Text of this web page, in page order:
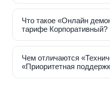
Что такое «Онлайн
тарифе Корпоративный?
Чем отличаются
«Приоритетная